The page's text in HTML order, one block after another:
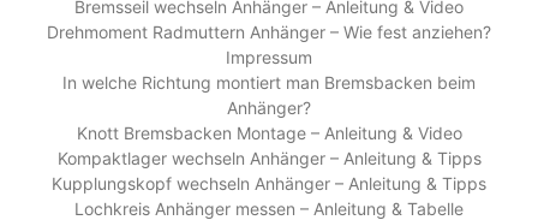
Bremsseil wechseln Anhänger – Anleitung & Video
Drehmoment Radmuttern Anhänger – Wie fest anziehen?
Impressum
In welche Richtung montiert man Bremsbacken beim
Anhänger?
Knott Bremsbacken Montage – Anleitung & Video
Kompaktlager wechseln Anhänger – Anleitung & Tipps
Kupplungskopf wechseln Anhänger – Anleitung & Tipps
Lochkreis Anhänger messen – Anleitung & Tabelle